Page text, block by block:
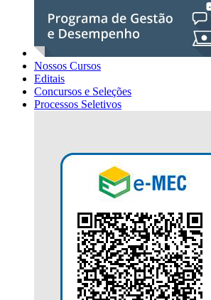
Nossos Cursos
Editais
Concursos e Seleções
Processos Seletivos